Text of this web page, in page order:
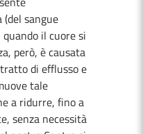
sangue
il cuore si
però, è causata
di efflusso e
tale
a ridurre, fino a
senza necessità